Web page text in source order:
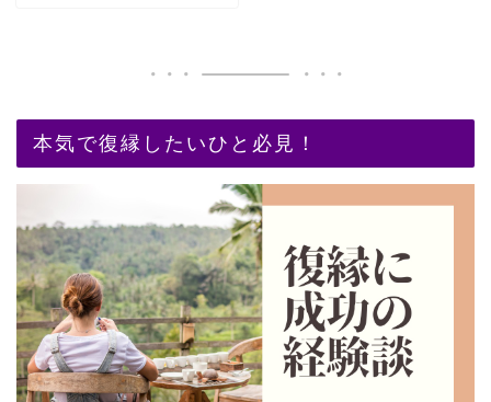
本気で復縁したいひと必見！